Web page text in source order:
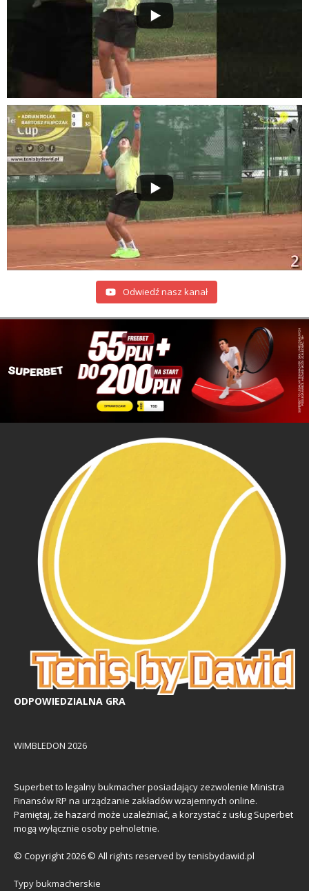
Odwiedź nasz kanał
ODPOWIEDZIALNA GRA
WIMBLEDON 2026
Superbet to legalny bukmacher posiadający zezwolenie Ministra
Finansów RP na urządzanie zakładów wzajemnych online.
Pamiętaj, że hazard może uzależniać, a korzystać z usług Superbet
mogą wyłącznie osoby pełnoletnie.
© Copyright 2026 © All rights reserved by tenisbydawid.pl
Typy bukmacherskie